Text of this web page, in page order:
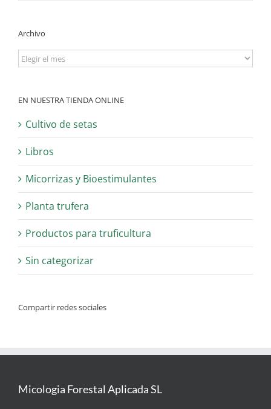
Archivo
Archivo
EN NUESTRA TIENDA ONLINE
Cultivo de setas
Libros
Micorrizas y Bioestimulantes
Planta trufera
Productos para truficultura
Sin categorizar
Compartir redes sociales
Micologia Forestal Aplicada SL